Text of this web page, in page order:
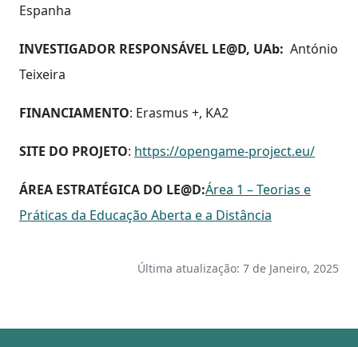
Espanha
INVESTIGADOR RESPONSÁVEL LE@D, UAb: António
Teixeira
FINANCIAMENTO: Erasmus +, KA2
SITE DO PROJETO: https://opengame-project.eu/
ÁREA ESTRATÉGICA DO LE@D:Área 1 – Teorias e
Práticas da Educação Aberta e a Distância
Última atualização: 7 de Janeiro, 2025